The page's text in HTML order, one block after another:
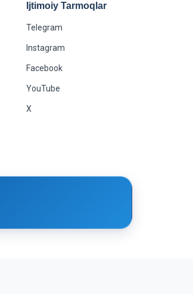
Ijtimoiy Tarmoqlar
Telegram
Instagram
Facebook
YouTube
X